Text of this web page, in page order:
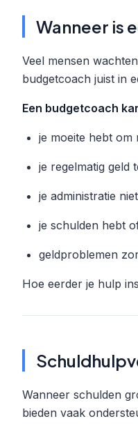
Wanneer is
Veel mensen
budgetcoach juist in
Een budgetcoach
je moeite hebt om
je regelmatig geld
je administratie
je schulden hebt
geldproblemen
Hoe eerder je hulp
Wanneer schulden
bieden vaak